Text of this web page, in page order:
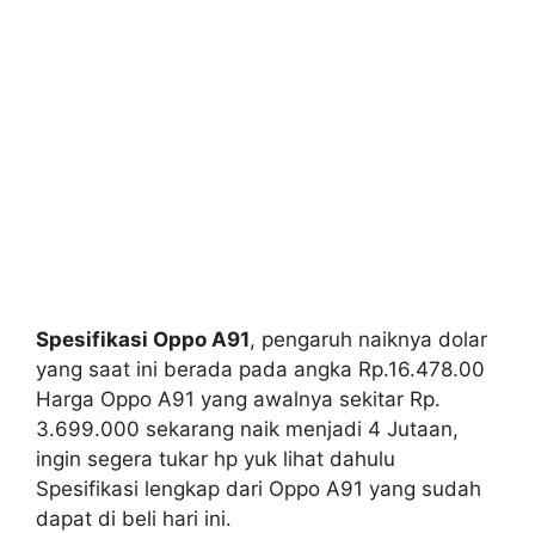
Spesifikasi Oppo A91, pengaruh naiknya dolar
yang saat ini berada pada angka Rp.16.478.00
Harga Oppo A91 yang awalnya sekitar Rp.
3.699.000 sekarang naik menjadi 4 Jutaan,
ingin segera tukar hp yuk lihat dahulu
Spesifikasi lengkap dari Oppo A91 yang sudah
dapat di beli hari ini.